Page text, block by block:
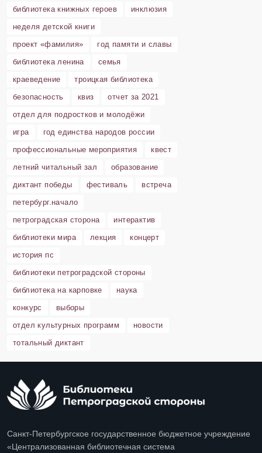
библиотека книжных героев
инклюзия
неделя детской книги
проект «фамилия»
год памяти и славы
библиотека ленина
семья
краеведение
троицкая библиотека
безопасность
квиз
отчет за 2021
отдел для подростков и молодёжи
игра
год единства народов россии
профессиональные мероприятия
квест
летний читальный зал
образование
диктант победы
фестиваль
встреча
петербург.начало
петроградская сторона
интерактив
библиотеки мира
лекция
концерт
история пс
библиотеки петроградской стороны
библиотека на карповке
наука
конкурс
выборы
отдел культурных программ
новости
тотальный диктант
Санкт-Петербургское государственное бюджетное учреждение
«Централизованная библиотечная система